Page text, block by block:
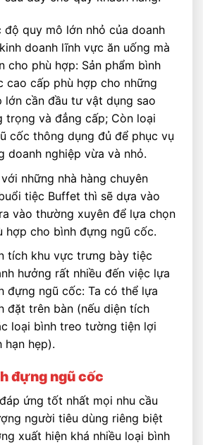
độ quy mô lớn nhỏ của doanh
doanh lĩnh vực ăn uống mà
cho phù hợp: Sản phẩm bình
cao cấp phù hợp cho những
lớn cần đầu tư vật dụng sao
trọng và đẳng cấp; Còn loại
cốc thông dụng đủ để phục vụ
doanh nghiệp vừa và nhỏ.
những nhà hàng chuyên
tiệc Buffet thì sẽ dựa vào
vào thường xuyên để lựa chọn
hợp cho bình đựng ngũ cốc.
tích khu vực trưng bày tiệc
hưởng rất nhiều đến việc lựa
đựng ngũ cốc: Ta có thể lựa
đặt trên bàn (nếu diện tích
loại bình treo tường tiện lợi
hạn hẹp).
đựng ngũ cốc
ứng tốt nhất mọi nhu cầu
người tiêu dùng riêng biệt
xuất hiện khá nhiều loại bình